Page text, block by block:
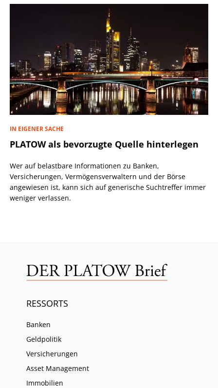
IN EIGENER SACHE
PLATOW als bevorzugte Quelle hinterlegen
Wer auf belastbare Informationen zu Banken,
Versicherungen, Vermögensverwaltern und der Börse
angewiesen ist, kann sich auf generische Suchtreffer immer
weniger verlassen.
RESSORTS
Banken
Geldpolitik
Versicherungen
Asset Management
Immobilien